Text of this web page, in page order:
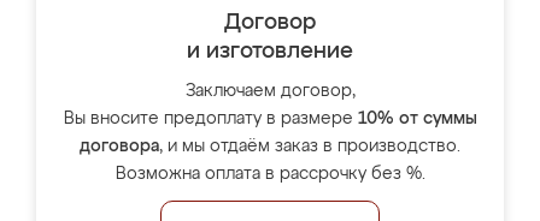
Договор
и изготовление
Заключаем договор,
Вы вносите предоплату в размере 10% от суммы
договора, и мы отдаём заказ в производство.
Возможна оплата в рассрочку без %.